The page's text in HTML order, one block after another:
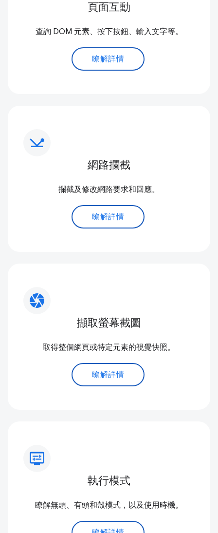
頁面互動
查詢 DOM 元素、按下按鈕、輸入文字等。
瞭解詳情
network_ping
網路攔截
攔截及修改網路要求和回應。
瞭解詳情
camera
擷取螢幕截圖
取得整個網頁或特定元素的視覺快照。
瞭解詳情
display_settings
執行模式
瞭解無頭、有頭和殼模式，以及使用時機。